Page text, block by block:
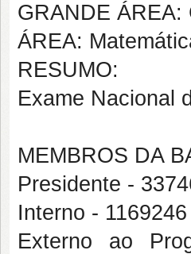
GRANDE ÁREA:
ÁREA:
RESUMO:
Exame Nacional
MEMBROS DA
Presidente -
Interno -
Externo ao